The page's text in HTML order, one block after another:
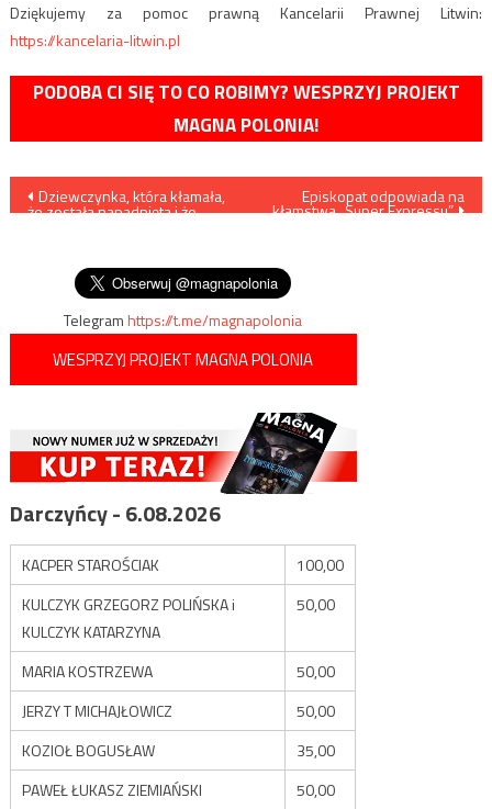
Dziękujemy za pomoc prawną Kancelarii Prawnej Litwin:
https://kancelaria-litwin.pl
PODOBA CI SIĘ TO CO ROBIMY? WESPRZYJ PROJEKT
MAGNA POLONIA!
Nawigacja
Dziewczynka, która kłamała,
że została napadnięta i że
Episkopat odpowiada na
kłamstwa „Super Expressu”
Telegramhttps://t.me/magnapolonia
WESPRZYJ PROJEKT MAGNA POLONIA
Darczyńcy - 6.08.2026
KACPER STAROŚCIAK
100,00
KULCZYK GRZEGORZ POLIŃSKA i
KULCZYK KATARZYNA
50,00
MARIA KOSTRZEWA
50,00
JERZY T MICHAJŁOWICZ
50,00
KOZIOŁ BOGUSŁAW
35,00
PAWEŁ ŁUKASZ ZIEMIAŃSKI
50,00